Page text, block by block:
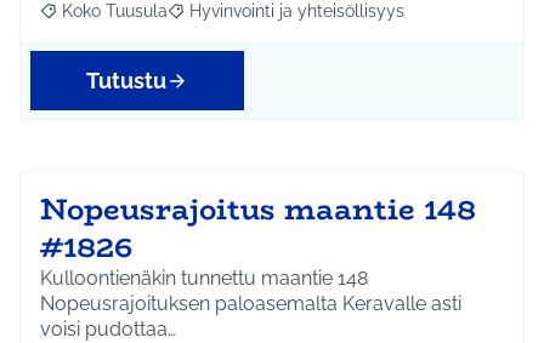
Rajaa tulokset aihepiirin mukaan: Koko Tuusula
Koko Tuusula Rajaa tulokset teeman mukaan: Hyvinvointi ja
Hyvinvointi ja yhteisöllisyys
Tutustu
Nopeusrajoitus maantie 148
#1826
Kulloontienäkin tunnettu maantie 148
Nopeusrajoituksen paloasemalta Keravalle asti
voisi pudottaa…